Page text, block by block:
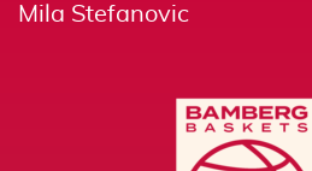
Mila Stefanovic